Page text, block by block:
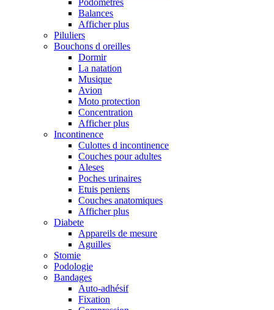
Balances
Afficher plus
Piluliers
Bouchons d oreilles
Dormir
La natation
Musique
Avion
Moto protection
Concentration
Afficher plus
Incontinence
Culottes d incontinence
Couches pour adultes
Aleses
Poches urinaires
Etuis peniens
Couches anatomiques
Afficher plus
Diabete
Appareils de mesure
Aguilles
Stomie
Podologie
Bandages
Auto-adhésif
Fixation